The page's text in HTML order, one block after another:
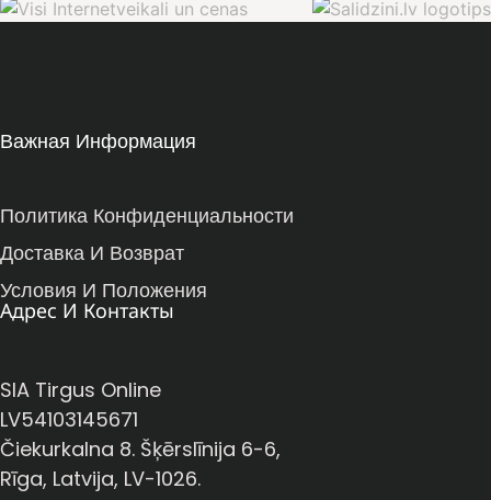
Важная Информация
Политика Конфиденциальности
Доставка И Возврат
Условия И Положения
Адрес И Контакты
SIA Tirgus Online
LV54103145671
Čiekurkalna 8. Šķērslīnija 6-6,
Rīga, Latvija, LV-1026.